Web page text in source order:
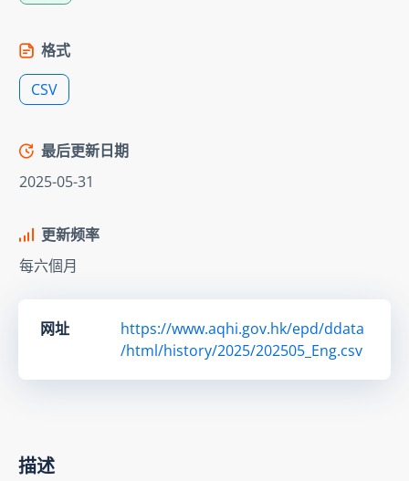
格式
CSV
最后更新日期
2025-05-31
更新频率
每六個月
网址
https://www.aqhi.gov.hk/epd/ddata
/html/history/2025/202505_Eng.csv
描述